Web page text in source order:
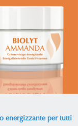
energizzante per tutti